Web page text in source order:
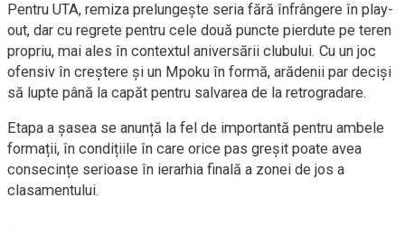
Pentru UTA, remiza prelungește seria fără înfrângere în play-
out, dar cu regrete pentru cele două puncte pierdute pe teren
propriu, mai ales în contextul aniversării clubului. Cu un joc
ofensiv în creștere și un Mpoku în formă, arădenii par deciși
să lupte până la capăt pentru salvarea de la retrogradare.
Etapa a șasea se anunță la fel de importantă pentru ambele
formații, în condițiile în care orice pas greșit poate avea
consecințe serioase în ierarhia finală a zonei de jos a
clasamentului.